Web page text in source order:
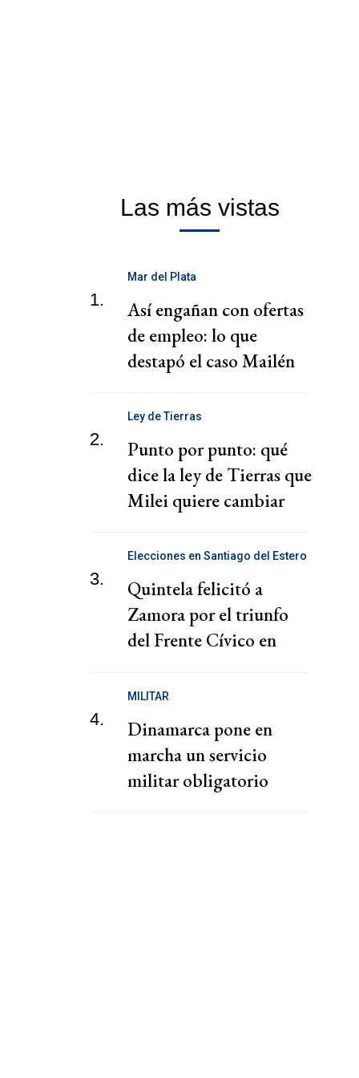
Las más vistas
1.
Mar del Plata
Así engañan con ofertas
de empleo: lo que
destapó el caso Mailén
2.
Ley de Tierras
Punto por punto: qué
dice la ley de Tierras que
Milei quiere cambiar
3.
Elecciones en Santiago del Estero
Quintela felicitó a
Zamora por el triunfo
del Frente Cívico en
4.
MILITAR
Dinamarca pone en
marcha un servicio
militar obligatorio